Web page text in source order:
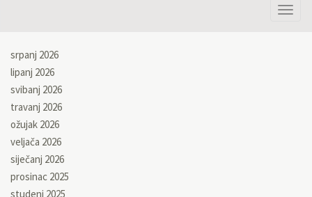
srpanj 2026
lipanj 2026
svibanj 2026
travanj 2026
ožujak 2026
veljača 2026
siječanj 2026
prosinac 2025
studeni 2025